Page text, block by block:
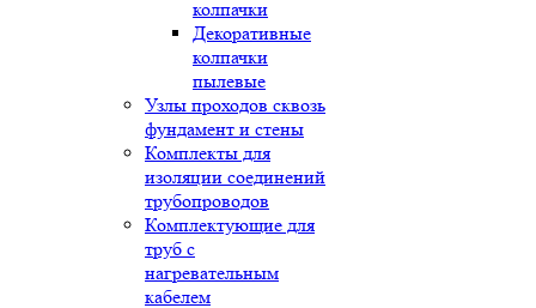
колпачки
Декоративные
колпачки
пылевые
Узлы проходов сквозь
фундамент и стены
Комплекты для
изоляции соединений
трубопроводов
Комплектующие для
труб с
нагревательным
кабелем